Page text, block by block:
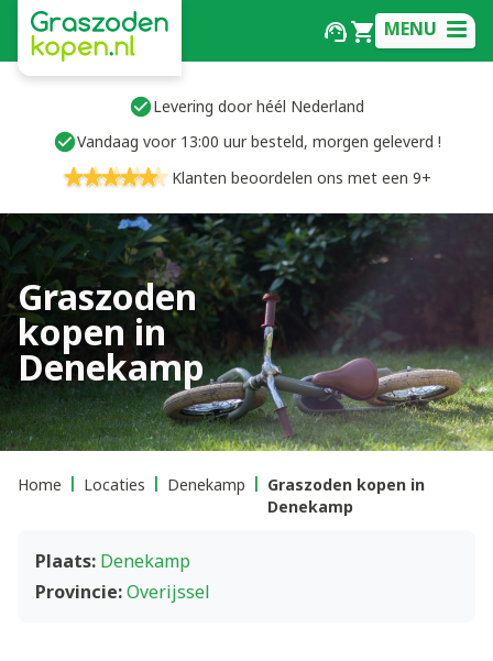
MENU
Levering door héél Nederland
Vandaag voor 13:00 uur besteld, morgen geleverd !
Klanten beoordelen ons met een 9+
Graszoden
kopen in
Denekamp
Home Locaties Denekamp
Graszoden kopen in
Denekamp
Plaats: Denekamp
Provincie:Overijssel